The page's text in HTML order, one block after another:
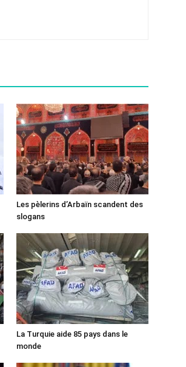
Les pèlerins d’Arbaïn scandent des
slogans
La Turquie aide 85 pays dans le
monde